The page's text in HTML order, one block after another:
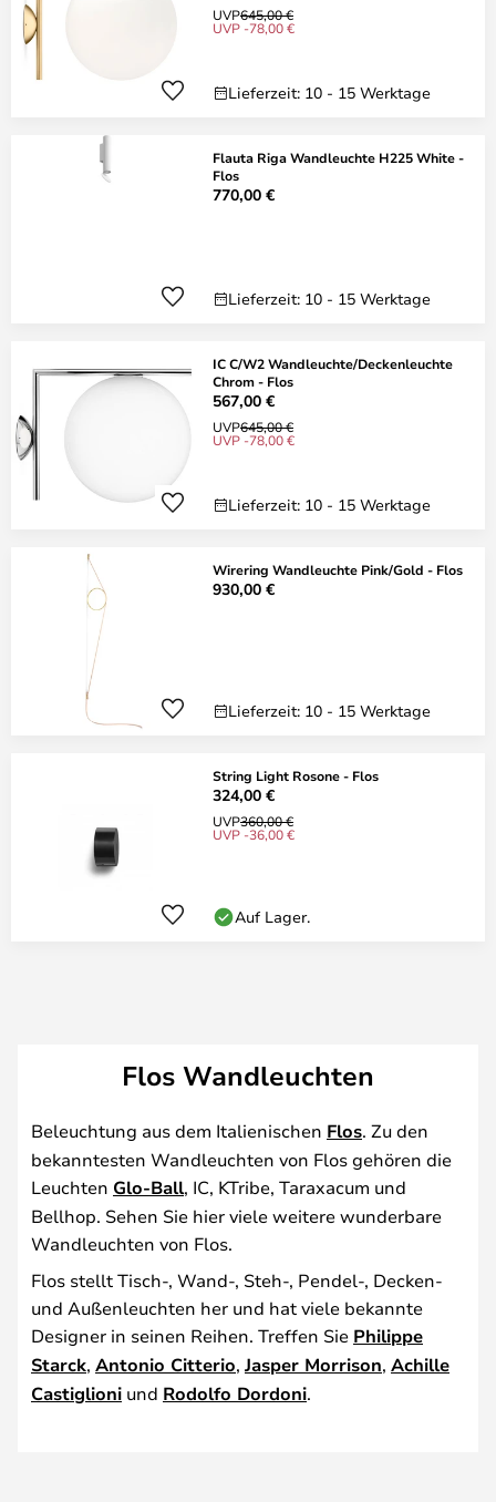
UVP645,00 €
UVP -78,00 €
Lieferzeit: 10 - 15 Werktage
Flauta Riga Wandleuchte H225 White -
Flos
770,00 €
Lieferzeit: 10 - 15 Werktage
IC C/W2 Wandleuchte/Deckenleuchte
Chrom - Flos
567,00 €
UVP645,00 €
UVP -78,00 €
Lieferzeit: 10 - 15 Werktage
Wirering Wandleuchte Pink/Gold - Flos
930,00 €
Lieferzeit: 10 - 15 Werktage
String Light Rosone - Flos
324,00 €
UVP360,00 €
UVP -36,00 €
Auf Lager.
Flos Wandleuchten
Beleuchtung aus dem Italienischen Flos. Zu den
bekanntesten Wandleuchten von Flos gehören die
Leuchten Glo-Ball, IC, KTribe, Taraxacum und
Bellhop. Sehen Sie hier viele weitere wunderbare
Wandleuchten von Flos.
Flos stellt Tisch-, Wand-, Steh-, Pendel-, Decken-
und Außenleuchten her und hat viele bekannte
Designer in seinen Reihen. Treffen Sie Philippe
Starck, Antonio Citterio, Jasper Morrison, Achille
Castiglioni und Rodolfo Dordoni.